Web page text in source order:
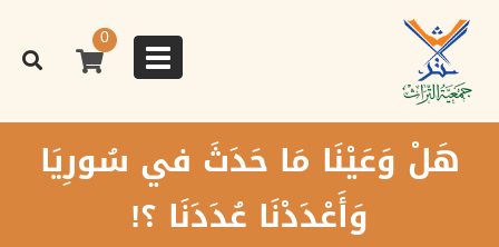
المحتوى
الرئيسي
Toggle
navigation
0
هَلْ وَعَيْنَا مَا حَدَثَ في سُورِيَا
وَأَعْدَدْنَا عُدَدَنَا ؟!